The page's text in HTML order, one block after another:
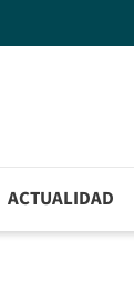
ACTUALIDAD